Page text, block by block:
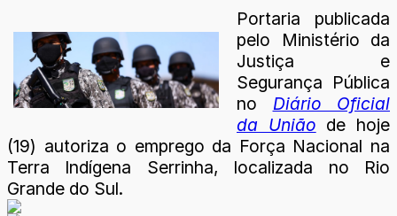
Portaria publicada
pelo Ministério da
Justiça e
Segurança Pública
no Diário Oficial
da União de hoje
(19) autoriza o emprego da Força Nacional na
Terra Indígena Serrinha, localizada no Rio
Grande do Sul.